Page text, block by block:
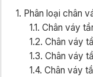
1. Phân loại chân
1.1. Chân váy
1.2. Chân váy
1.3. Chân váy
1.4. Chân váy